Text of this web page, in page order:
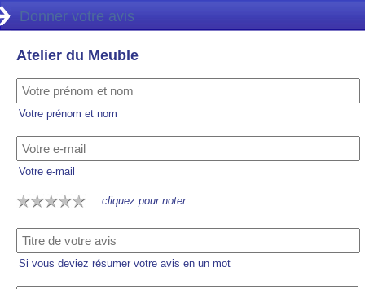
Donner votre avis
Atelier du Meuble
Votre prénom et nom
Votre e-mail
cliquez pour noter
Si vous deviez résumer votre avis en un mot